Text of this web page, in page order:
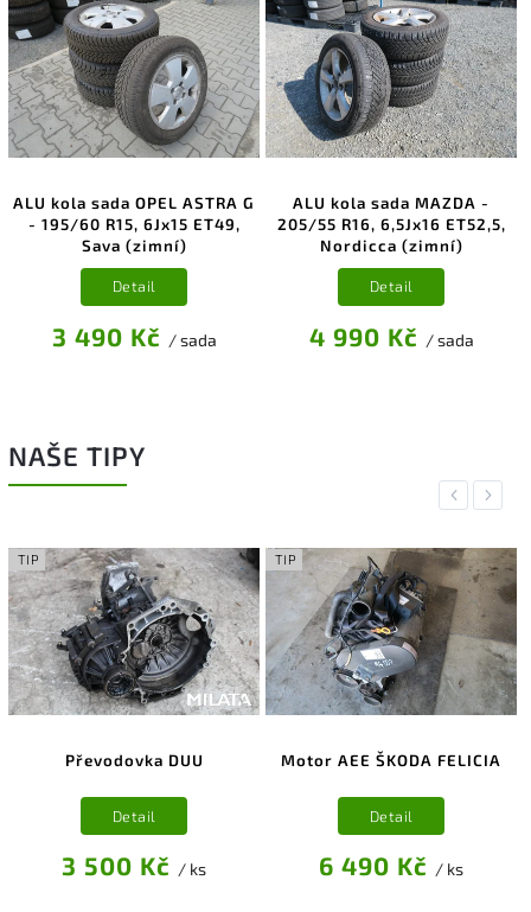
ALU kola sada OPEL ASTRA G
- 195/60 R15, 6Jx15 ET49,
Sava (zimní)
3 490 Kč / sada
Detail
ALU kola sada MAZDA -
205/55 R16, 6,5Jx16 ET52,5,
Nordicca (zimní)
4 990 Kč / sada
Detail
NAŠE TIPY
Previous
TIP
Převodovka DUU
3 500 Kč / ks
Detail
TIP
Motor AEE ŠKODA FELICIA
6 490 Kč / ks
Detail
Next